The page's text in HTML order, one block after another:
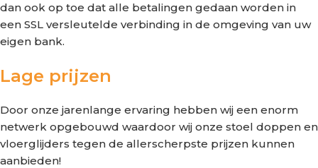
dan ook op toe dat alle betalingen gedaan worden in
een SSL versleutelde verbinding in de omgeving van uw
eigen bank.
Lage prijzen
Door onze jarenlange ervaring hebben wij een enorm
netwerk opgebouwd waardoor wij onze stoel doppen en
vloerglijders tegen de allerscherpste prijzen kunnen
aanbieden!